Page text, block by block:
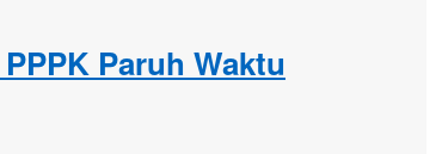
Paruh Waktu